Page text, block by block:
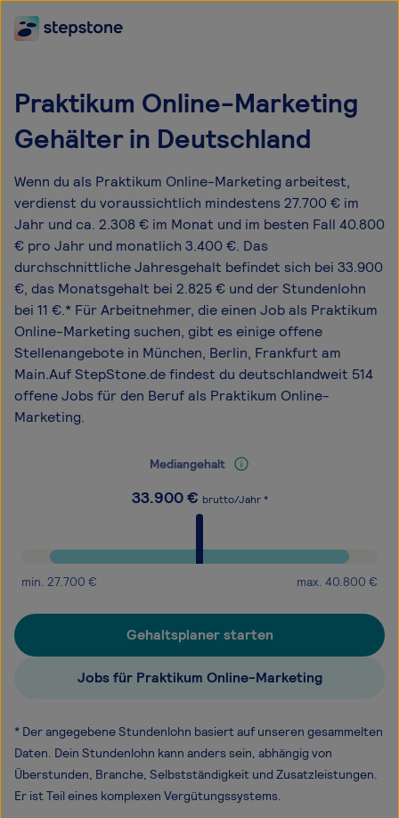
Praktikum Online-Marketing
Gehälter in Deutschland
Wenn du als Praktikum Online-Marketing arbeitest,
verdienst du voraussichtlich mindestens 27.700 € im
Jahr und ca. 2.308 € im Monat und im besten Fall 40.800
€ pro Jahr und monatlich 3.400 €. Das
durchschnittliche Jahresgehalt befindet sich bei 33.900
€, das Monatsgehalt bei 2.825 € und der Stundenlohn
bei 11 €.* Für Arbeitnehmer, die einen Job als Praktikum
Online-Marketing suchen, gibt es einige offene
Stellenangebote in München, Berlin, Frankfurt am
Main.Auf StepStone.de findest du deutschlandweit 514
offene Jobs für den Beruf als Praktikum Online-
Marketing.
Mediangehalt
33.900€ brutto/Jahr *
min. 27.700 € max. 40.800 €
Gehaltsplaner starten
Jobs für Praktikum Online-Marketing
* Der angegebene Stundenlohn basiert auf unseren gesammelten
Daten. Dein Stundenlohn kann anders sein, abhängig von
Überstunden, Branche, Selbstständigkeit und Zusatzleistungen.
Er ist Teil eines komplexen Vergütungssystems.